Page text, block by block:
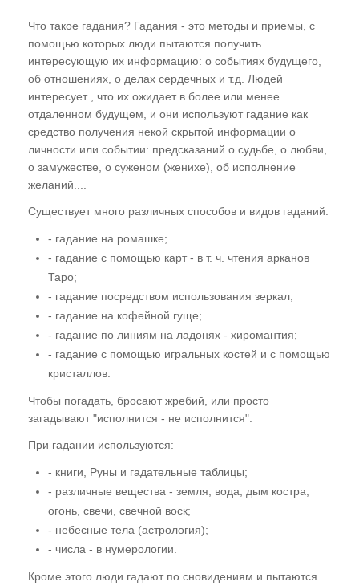
Записи семинаров Рогожкина
Виктор Рогожкин. Коротко о важном
Запрещённые видео НИЦ "ЭНИО"
Советские учебники
Купить
Что такое гадания? Гадания - это методы и приемы, с
помощью которых люди пытаются получить
интересующую их информацию: о событиях будущего,
об отношениях, о делах сердечных и т.д. Людей
интересует , что их ожидает в более или менее
отдаленном будущем, и они используют гадание как
средство получения некой скрытой информации о
личности или событии: предсказаний о судьбе, о любви,
о замужестве, о суженом (женихе), об исполнение
желаний....
Существует много различных способов и видов гаданий:
- гадание на ромашке;
- гадание с помощью карт - в т. ч. чтения арканов
Таро;
- гадание посредством использования зеркал,
- гадание на кофейной гуще;
- гадание по линиям на ладонях - хиромантия;
- гадание с помощью игральных костей и с помощью
кристаллов.
Чтобы погадать, бросают жребий, или просто
загадывают "исполнится - не исполнится".
При гадании используются:
- книги, Руны и гадательные таблицы;
- различные вещества - земля, вода, дым костра,
огонь, свечи, свечной воск;
- небесные тела (астрология);
- числа - в нумерологии.
Кроме этого люди гадают по сновидениям и пытаются